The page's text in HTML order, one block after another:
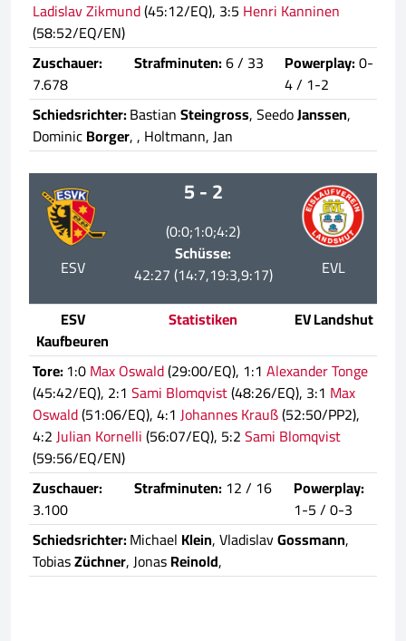
Ladislav Zikmund(45:12/EQ), 3:5 Henri Kanninen
(58:52/EQ/EN)
Zuschauer:
7.678
Strafminuten:6 / 33 Powerplay:0-
4 / 1-2
Schiedsrichter:BastianSteingross, SeedoJanssen,
DominicBorger,, Holtmann, Jan
ESV
5 - 2
(0:0;1:0;4:2)
Schüsse:
42:27 (14:7,19:3,9:17)
EVL
ESV
Kaufbeuren
Statistiken
EV Landshut
Tore:1:0Max Oswald(29:00/EQ), 1:1 Alexander Tonge
(45:42/EQ), 2:1 Sami Blomqvist(48:26/EQ), 3:1 Max
Oswald(51:06/EQ), 4:1 Johannes Krauß(52:50/PP2),
4:2Julian Kornelli(56:07/EQ), 5:2Sami Blomqvist
(59:56/EQ/EN)
Zuschauer:
3.100
Strafminuten: 12 / 16
Powerplay:
1-5 / 0-3
Schiedsrichter:Michael Klein, VladislavGossmann,
TobiasZüchner, JonasReinold,